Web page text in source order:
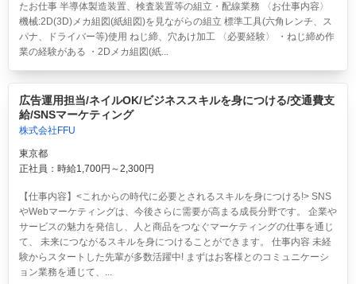
たお仕事 半導体製造装置、検査装置等の組立・配線業務 〈お仕事内容〉
機械:2D(3D)メカ組図(紙組図)を見ながらの組立 標準工具(六角レンチ、ス
パナ、ドライバー等)使用 ねじ締、穴あけ加工 〈必要経験〉 ・ねじ締め作
業の経験がある ・2Dメカ組図(紙...
広告運用担当/ネイルOK/ビジネススキルを身につける/交通費支
給/SNSマーケティング
株式会社FFU
東京都
正社員：時給1,700円～2,300円
【仕事内容】<これからの時代に必要とされるスキルを身につける!> SNS
やWebマーケティングは、今後さらに需要が高まる成長分野です。 企業や
サービスの魅力を発信し、人と商品をつなぐマーケティングの仕事を通じ
て、 未来につながるスキルを身につけることができます。 仕事内容 未経
験からスタートした先輩が多数活躍中! まずはお客様とのコミュニケーシ
ョン業務を通じて、...